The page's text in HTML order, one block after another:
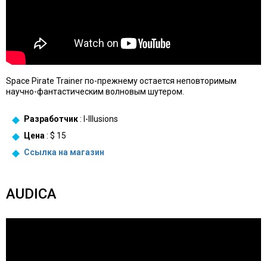
Space Pirate Trainer по-прежнему остается неповторимым
научно-фантастическим волновым шутером.
Разработчик: I-Illusions
Цена : $ 15
Ссылка на магазин
AUDICA